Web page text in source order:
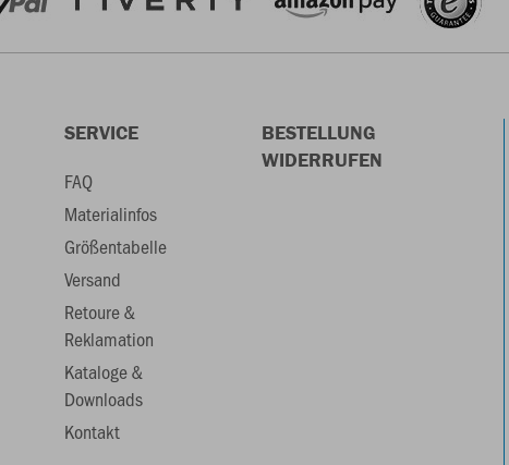
SERVICE
FAQ
Materialinfos
Größentabelle
Versand
Retoure &
Reklamation
Kataloge &
Downloads
Kontakt
BESTELLUNG
WIDERRUFEN